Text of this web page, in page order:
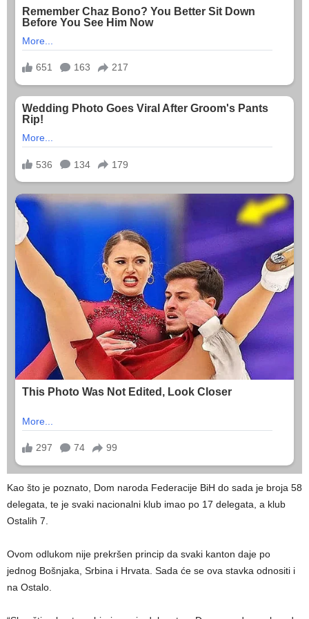
Kao što je poznato, Dom naroda Federacije BiH do sada je broja 58
delegata, te je svaki nacionalni klub imao po 17 delegata, a klub
Ostalih 7.
Ovom odlukom nije prekršen princip da svaki kanton daje po
jednog Bošnjaka, Srbina i Hrvata. Sada će se ova stavka odnositi i
na Ostalo.